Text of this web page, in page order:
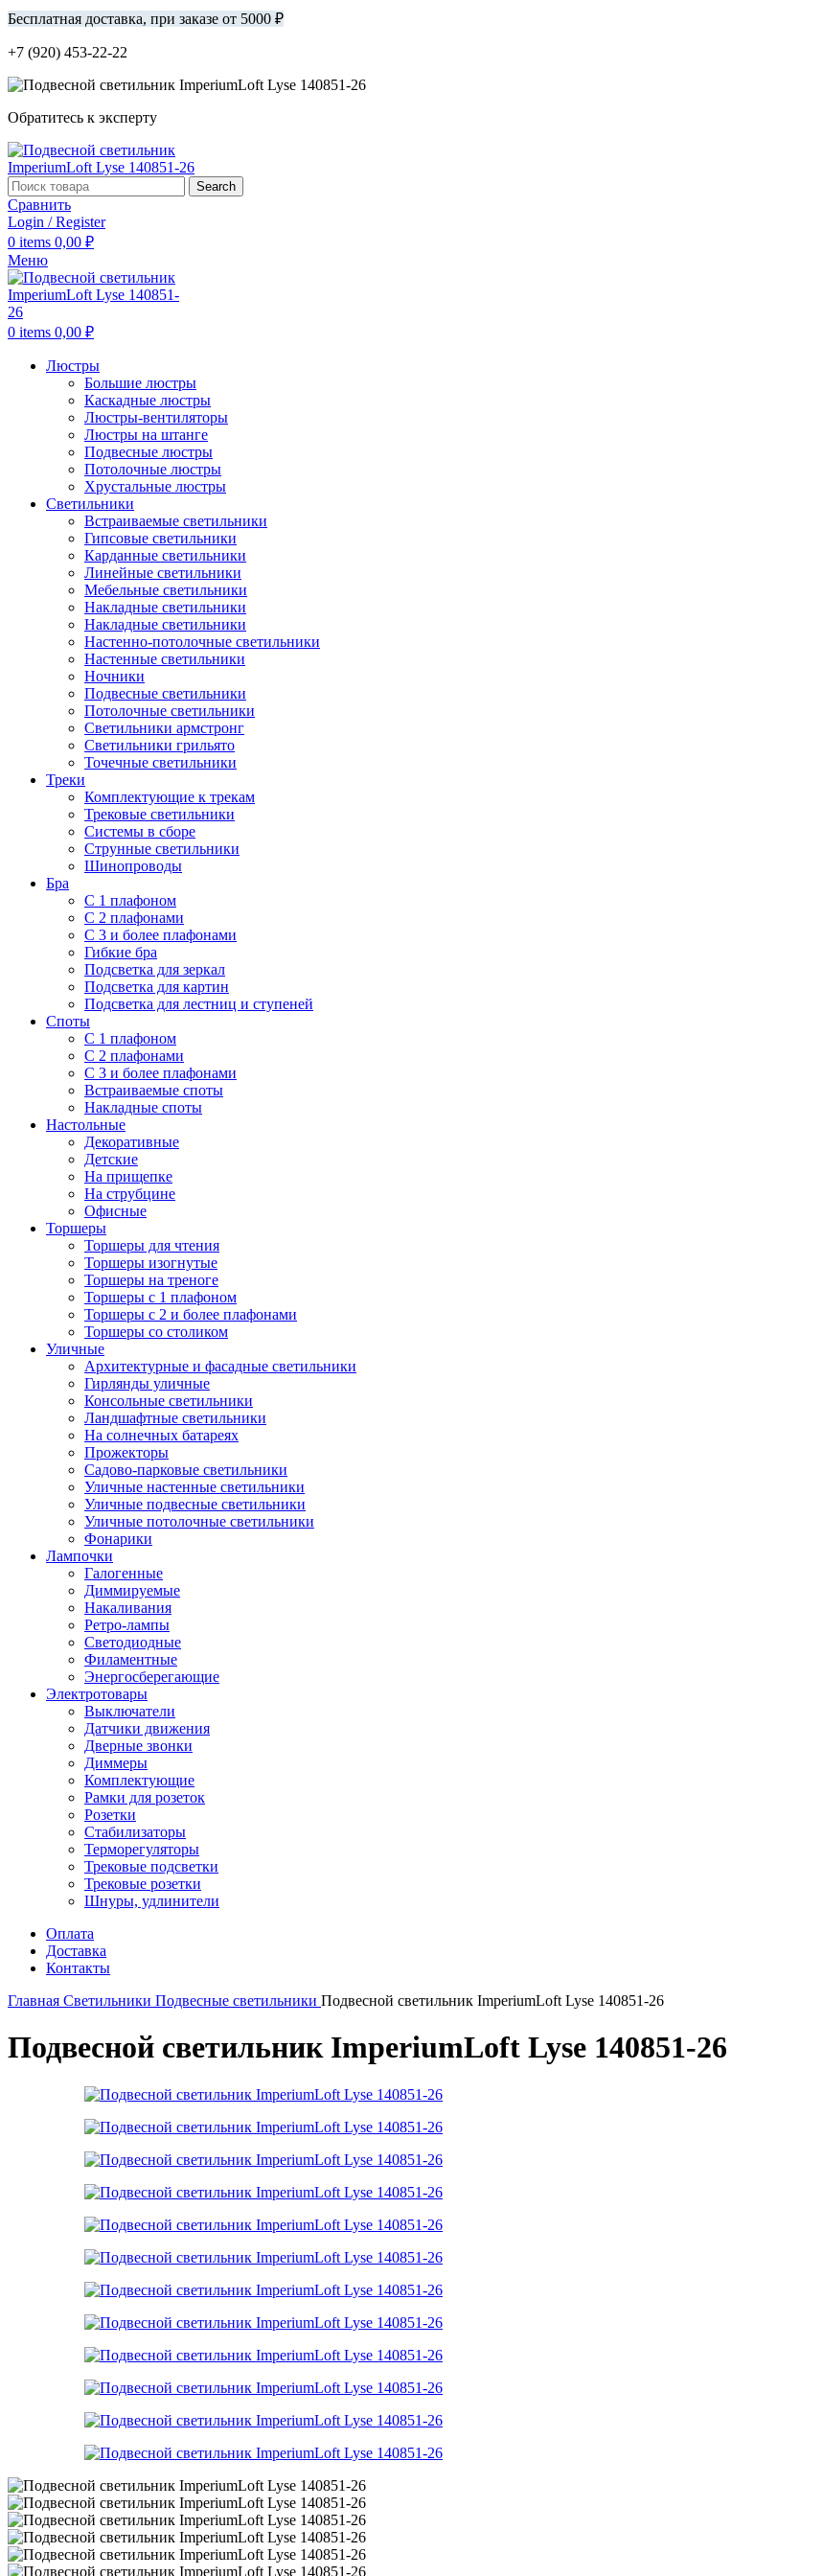
Бесплатная доставка, при заказе от 5000 ₽
+7 (920) 453-22-22
Обратитесь к эксперту
Search
Сравнить
Login / Register
0 items 0,00 ₽
Меню
0 items 0,00 ₽
Люстры
Большие люстры
Каскадные люстры
Люстры-вентиляторы
Люстры на штанге
Подвесные люстры
Потолочные люстры
Хрустальные люстры
Светильники
Встраиваемые светильники
Гипсовые светильники
Карданные светильники
Линейные светильники
Мебельные светильники
Накладные светильники
Накладные светильники
Настенно-потолочные светильники
Настенные светильники
Ночники
Подвесные светильники
Потолочные светильники
Светильники армстронг
Светильники грильято
Точечные светильники
Треки
Комплектующие к трекам
Трековые светильники
Системы в сборе
Струнные светильники
Шинопроводы
Бра
С 1 плафоном
С 2 плафонами
С 3 и более плафонами
Гибкие бра
Подсветка для зеркал
Подсветка для картин
Подсветка для лестниц и ступеней
Споты
С 1 плафоном
С 2 плафонами
С 3 и более плафонами
Встраиваемые споты
Накладные споты
Настольные
Декоративные
Детские
На прищепке
На струбцине
Офисные
Торшеры
Торшеры для чтения
Торшеры изогнутые
Торшеры на треноге
Торшеры с 1 плафоном
Торшеры с 2 и более плафонами
Торшеры со столиком
Уличные
Архитектурные и фасадные светильники
Гирлянды уличные
Консольные светильники
Ландшафтные светильники
На солнечных батареях
Прожекторы
Садово-парковые светильники
Уличные настенные светильники
Уличные подвесные светильники
Уличные потолочные светильники
Фонарики
Лампочки
Галогенные
Диммируемые
Накаливания
Ретро-лампы
Светодиодные
Филаментные
Энергосберегающие
Электротовары
Выключатели
Датчики движения
Дверные звонки
Диммеры
Комплектующие
Рамки для розеток
Розетки
Стабилизаторы
Терморегуляторы
Трековые подсветки
Трековые розетки
Шнуры, удлинители
Оплата
Доставка
Контакты
Главная Светильники Подвесные светильники Подвесной светильник ImperiumLoft Lyse 140851-26
Подвесной светильник ImperiumLoft Lyse 140851-26